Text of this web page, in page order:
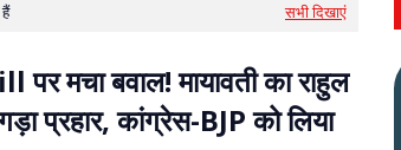
सभी दिखाएं
मचा बवाल! मायावती का राहुल
प्रहार, कांग्रेस-BJP को लिया